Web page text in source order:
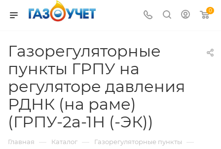
0
Газорегуляторные
пункты ГРПУ на
регуляторе давления
РДНК (на раме)
(ГРПУ-2а-1Н (-ЭК))
Главная — Каталог — Газорегуляторные пункты —